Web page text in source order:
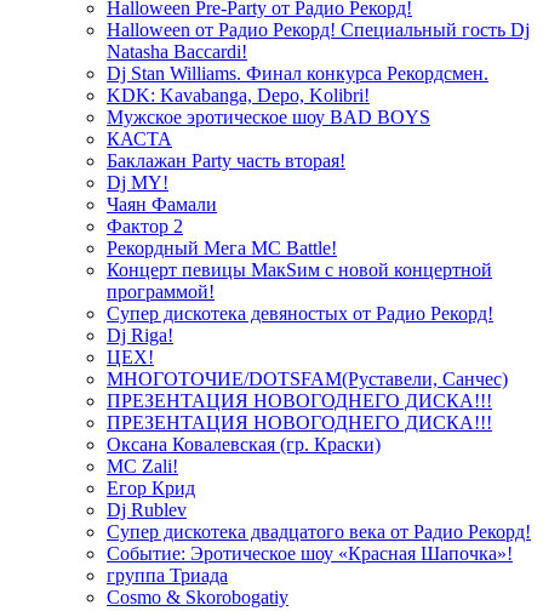
Halloween Pre-Party от Радио Рекорд!
Halloween от Радио Рекорд! Специальный гость Dj
Natasha Baccardi!
Dj Stan Williams. Финал конкурса Рекордсмен.
KDK: Kavabanga, Depo, Kolibri!
Мужское эротическое шоу BAD BOYS
КАСТА
Баклажан Party часть вторая!
Dj MY!
Чаян Фамали
Фактор 2
Рекордный Мега МС Battle!
Концерт певицы МакSим с новой концертной
программой!
Супер дискотека девяностых от Радио Рекорд!
Dj Riga!
ЦЕХ!
МНОГОТОЧИЕ/DOTSFAM(Руставели, Санчес)
ПРЕЗЕНТАЦИЯ НОВОГОДНЕГО ДИСКА!!!
ПРЕЗЕНТАЦИЯ НОВОГОДНЕГО ДИСКА!!!
Оксана Ковалевская (гр. Краски)
MC Zali!
Егор Крид
Dj Rublev
Супер дискотека двадцатого века от Радио Рекорд!
Событие: Эротическое шоу «Красная Шапочка»!
группа Триада
Cosmo & Skorobogatiy